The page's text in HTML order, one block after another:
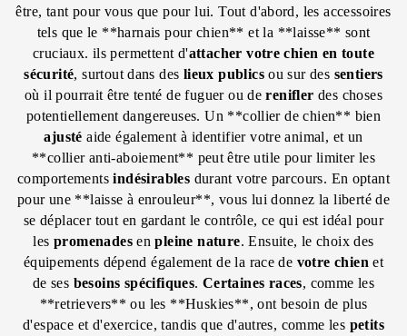
être, tant pour vous que pour lui. Tout d'abord, les accessoires
tels que le **harnais pour chien** et la **laisse** sont
cruciaux. ils permettent d'attacher votre chien en toute
sécurité, surtout dans des lieux publicsou sur des sentiers
où il pourrait être tenté de fuguer ou derenifler des choses
potentiellement dangereuses. Un **collier de chien** bien
ajusté aide également à identifier votre animal, et un
**collier anti-aboiement** peut être utile pour limiter les
comportementsindésirables durant votre parcours. En optant
pour une **laisse à enrouleur**, vous lui donnez la liberté de
se déplacer tout en gardant le contrôle, ce qui est idéal pour
les promenadesenpleine nature. Ensuite, le choix des
équipements dépend également de la race de votre chien et
de ses besoins spécifiques. Certaines races, comme les
**retrievers** ou les **Huskies**, ont besoin de plus
d'espace et d'exercice, tandis que d'autres, comme les petits